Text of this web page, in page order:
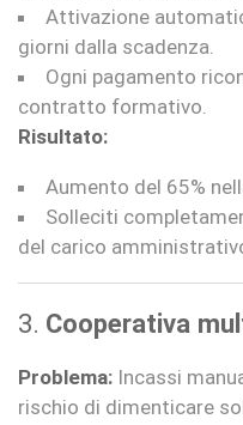
Attivazione
giorni dalla scadenza.
Ogni pagamento
contratto formativo.
Risultato:
Aumento del 65%
Solleciti
del carico
3. Cooperativa
Problema: Incassi
rischio di dimenticare